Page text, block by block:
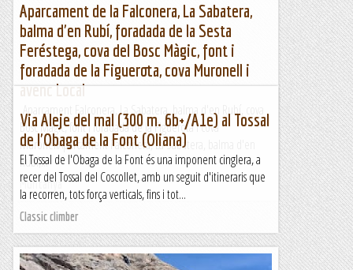
Aparcament de la Falconera, La Sabatera,
balma d'en Rubí, foradada de la Sesta
Feréstega, cova del Bosc Màgic, font i
foradada de la Figuerota, cova Muronell i
avenc Local
Aparcament Falconera, La Sabatera, balma d'en Rubí, cova
Bosc Màgic, font i foradada de la Figuerota i cova
MuronellAparcament Falconera, La Sabatera, balma d'en
Rubí,...
Muntanya
Via Aleje del mal (300 m. 6b+/A1e) al Tossal
de l'Obaga de la Font (Oliana)
El Tossal de l'Obaga de la Font és una imponent cinglera, a
recer del Tossal del Coscollet, amb un seguit d'itineraris que
la recorren, tots força verticals, fins i tot...
Classic climber